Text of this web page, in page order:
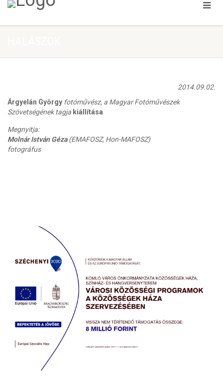
2014.09.02.
Árgyelán György fotóművész, a Magyar Fotóművészek
Szövetségének tagja kiállítása
Megnyitja:
Molnár István Géza(EMAFOSZ, Hon-MAFOSZ)
fotográfus